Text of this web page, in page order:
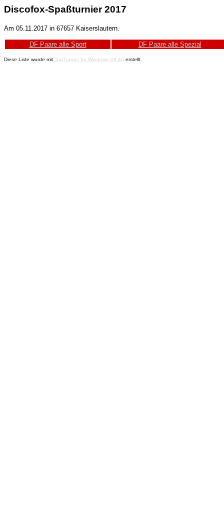
Discofox-Spaßturnier 2017
Am 05.11.2017 in 67657 Kaiserslautern.
DF Paare alle Sport DF Paare alle Spezial
Diese Liste wurde mit TopTurnier für Windows V8.4b erstellt.